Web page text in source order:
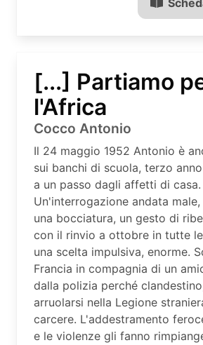
[...] Partiamo
l'Africa
Cocco Antonio
Il 24 maggio 1952 Antonio è
sui banchi di scuola, terzo
a un passo dagli affetti di casa.
Un'interrogazione andata
una bocciatura, un gesto di
con il rinvio a ottobre in tutte
una scelta impulsiva, enorme.
Francia in compagnia di un
dalla polizia perché
arruolarsi nella Legione
carcere. L'addestramento
e le violenze gli fanno